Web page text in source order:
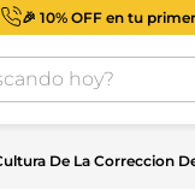
🎉 10% OFF en tu
hoy?
De La Correccion